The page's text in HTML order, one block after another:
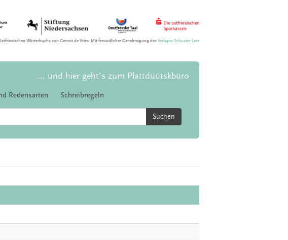
Wörterbuchs von Gernot de Vries. Mit freundlicher Genehmigung desVerlages Schuster Leer
... und hier geht's zum Plattdüütskbüro
Redensarten Schreibregeln
Suchen